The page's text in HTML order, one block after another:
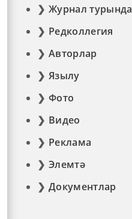
Журнал турында
Редколлегия
Авторлар
Язылу
Фото
Видео
Реклама
Элемтә
Документлар